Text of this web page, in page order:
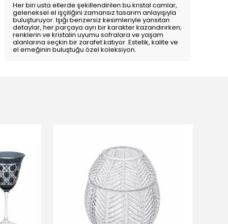
Her biri usta ellerde şekillendirilen bu kristal camlar,
geleneksel el işçiliğini zamansız tasarım anlayışıyla
buluşturuyor. Işığı benzersiz kesimleriyle yansıtan
detaylar, her parçaya ayrı bir karakter kazandırırken;
renklerin ve kristalin uyumu sofralara ve yaşam
alanlarına seçkin bir zarafet katıyor. Estetik, kalite ve
el emeğinin buluştuğu özel koleksiyon.